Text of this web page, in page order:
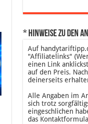
* Hinweise zu den
Auf
"Affiliatelinks"
einen Link
auf den Preis.
deinerseits
Alle Angaben im
sich trotz
eingeschlichen
das